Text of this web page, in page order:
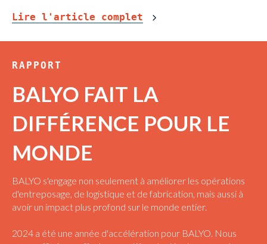
Lire l'article complet
RAPPORT
BALYO FAIT LA
DIFFÉRENCE POUR LE
MONDE
BALYO s'engage non seulement à améliorer les opérations
d'entreposage, de logistique et de fabrication, mais aussi à
avoir un impact plus profond sur le monde entier.
2024 a été une année d'accélération pour BALYO. Nous